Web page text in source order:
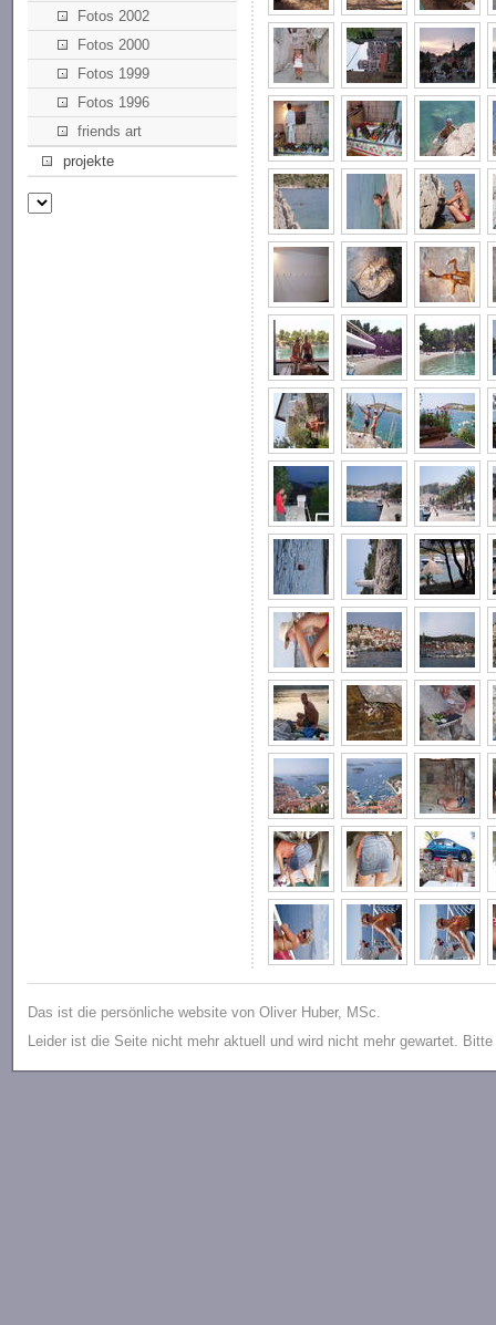
Fotos 2002
Fotos 2000
Fotos 1999
Fotos 1996
friends art
projekte
Das ist die persönliche website von Oliver Huber, MSc.
Leider ist die Seite nicht mehr aktuell und wird nicht mehr gewartet.